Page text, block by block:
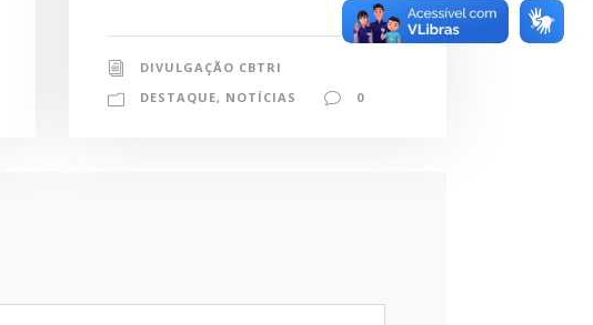
DIVULGAÇÃO CBTRI
DESTAQUE, NOTÍCIAS 0